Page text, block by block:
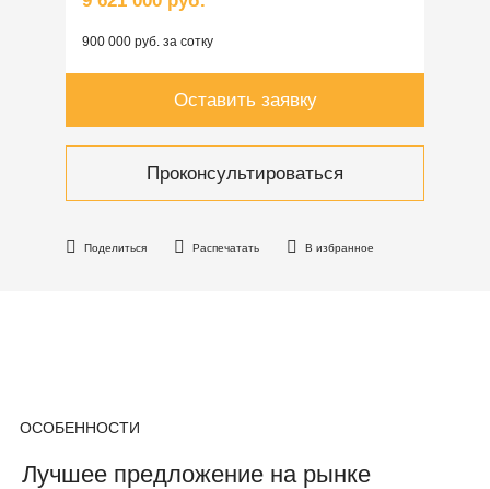
Поделиться Распечатать В избранное
900 000 руб. за сотку
Оставить заявку
Проконсультироваться
ОСОБЕННОСТИ
Лучшее предложение на рынке